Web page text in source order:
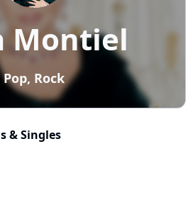
Montiel
Pop, Rock
& Singles